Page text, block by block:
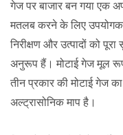
गेज पर बाजार बन गया एक
मतलब करने के लिए
निरीक्षण और उत्पादों को
अनुरूप हैं। मोटाई गेज मूल
तीन प्रकार की मोटाई गेज
अल्ट्रासोनिक माप है।